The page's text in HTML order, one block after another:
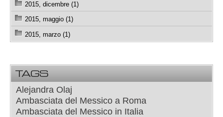
2015, dicembre (1)
2015, maggio (1)
2015, marzo (1)
TAGS
Alejandra Olaj
Ambasciata del Messico a Roma
Ambasciata del Messico in Italia